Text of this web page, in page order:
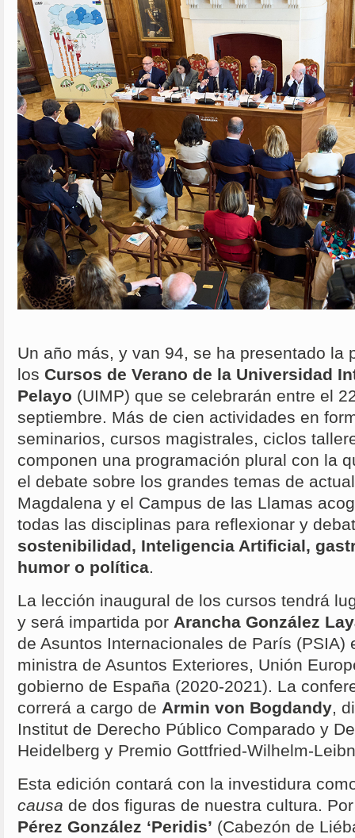
Un año más, y van 94, se ha presentado la
los Cursos de Verano de la Universidad
Pelayo (UIMP) que se celebrarán entre el
septiembre. Más de cien actividades en
seminarios, cursos magistrales, ciclos
componen una programación plural con la
el debate sobre los grandes temas de
Magdalena y el Campus de las Llamas
todas las disciplinas para reflexionar y
sostenibilidad, Inteligencia Artificial,
humor o política.
La lección inaugural de los cursos tendrá
y será impartida por Arancha González
de Asuntos Internacionales de París (PSIA)
ministra de Asuntos Exteriores, Unión
gobierno de España (2020-2021). La
correrá a cargo de Armin von Bogdandy,
Institut de Derecho Público Comparado y
Heidelberg y Premio Gottfried-Wilhelm-
Esta edición contará con la investidura
causa de dos figuras de nuestra cultura.
Pérez González ‘Peridis’ (Cabezón de